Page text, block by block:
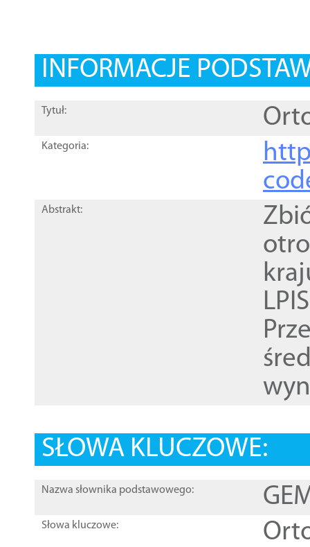
INFORMACJE
Tytuł:
Kategoria:
Abstrakt:
SŁOWA KLUCZOWE:
Nazwa słownika podstawowego:
Słowa kluczowe: